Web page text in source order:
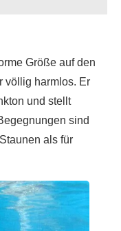
Größe auf den
völlig harmlos. Er
und stellt
sind
als für